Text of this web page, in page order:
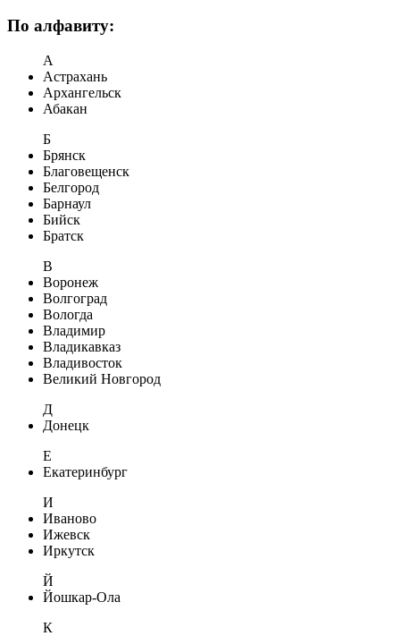
По алфавиту:
А
Астрахань
Архангельск
Абакан
Б
Брянск
Благовещенск
Белгород
Барнаул
Бийск
Братск
В
Воронеж
Волгоград
Вологда
Владимир
Владикавказ
Владивосток
Великий Новгород
Д
Донецк
Е
Екатеринбург
И
Иваново
Ижевск
Иркутск
Й
Йошкар-Ола
К